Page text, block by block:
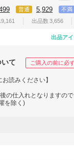
普通 5,929 不満
出品数 3,656
出品ア
て ご購入の前に必
お読みください】
の仕入れとなりますの
を除く)
セルとさせて頂きます